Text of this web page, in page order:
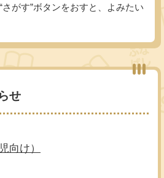
がす”ボタンをおすと、よみたい
せ
向け）